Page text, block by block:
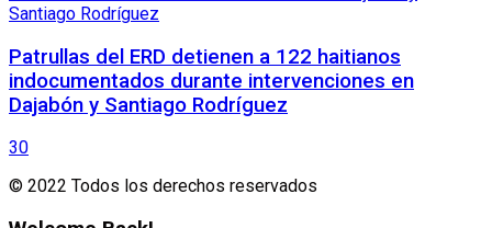
Patrullas del ERD detienen a 122 haitianos
indocumentados durante intervenciones en
Dajabón y Santiago Rodríguez
30
© 2022 Todos los derechos reservados